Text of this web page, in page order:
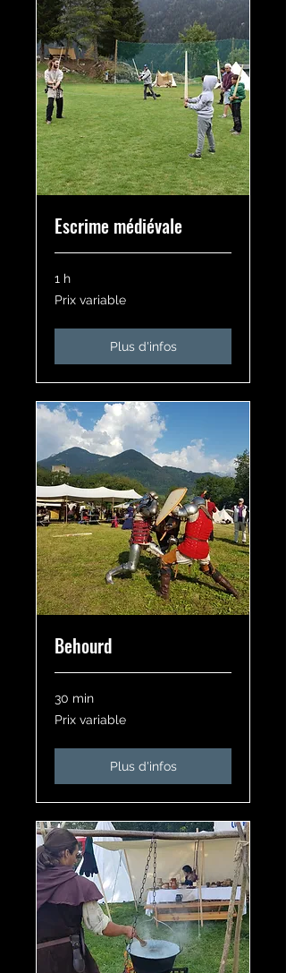
Escrime médiévale
1 h
Prix
variable
Prix variable
Plus d'infos
Behourd
30 min
Prix
variable
Prix variable
Plus d'infos